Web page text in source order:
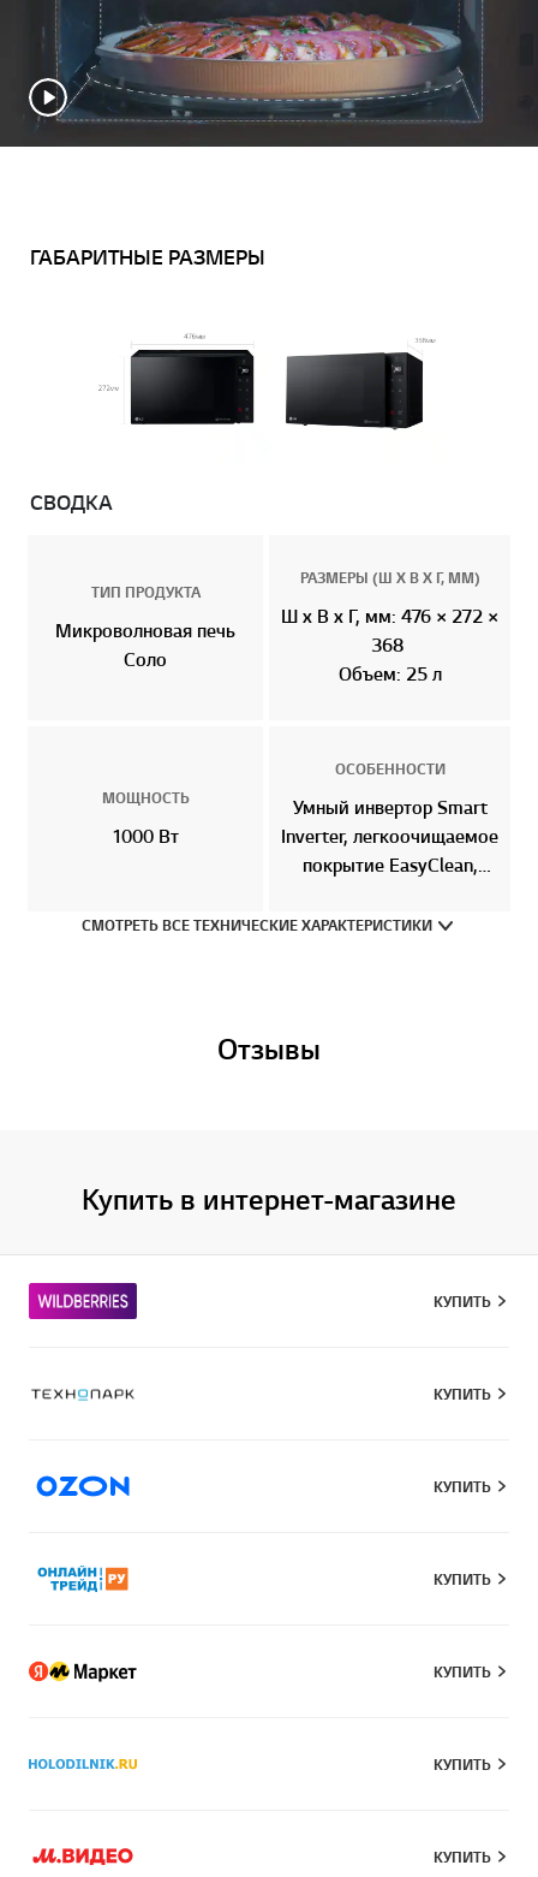
ГАБАРИТНЫЕ РАЗМЕРЫ
СВОДКА
ТИП ПРОДУКТА
Микроволновая печь
Соло
РАЗМЕРЫ (Ш X В X Г, ММ)
Ш x В x Г, мм: 476 × 272 ×
368
Объем: 25 л
МОЩНОСТЬ
1000 Вт
ОСОБЕННОСТИ
Умный инвертор Smart
Inverter, легкоочищаемое
покрытие EasyClean,
LED
СМОТРЕТЬ ВСЕ ТЕХНИЧЕСКИЕ ХАРАКТЕРИСТИКИ
Отзывы
Купить в интернет-магазине
КУПИТЬ
КУПИТЬ
КУПИТЬ
КУПИТЬ
КУПИТЬ
КУПИТЬ
КУПИТЬ